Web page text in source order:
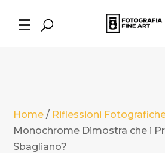
Home / Riflessioni
Monochrome Dimostra che i
Sbagliano?